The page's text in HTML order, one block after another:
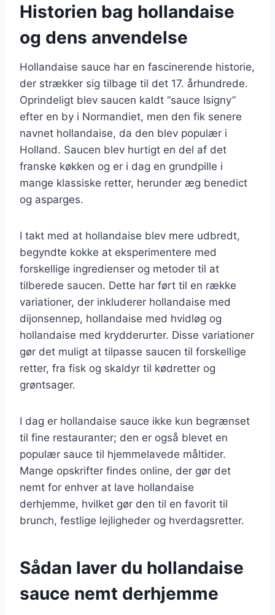
Historien bag hollandaise
og dens anvendelse
Hollandaise sauce har en fascinerende historie,
der strækker sig tilbage til det 17. århundrede.
Oprindeligt blev saucen kaldt “sauce Isigny”
efter en by i Normandiet, men den fik senere
navnet hollandaise, da den blev populær i
Holland. Saucen blev hurtigt en del af det
franske køkken og er i dag en grundpille i
mange klassiske retter, herunder æg benedict
og asparges.
I takt med at hollandaise blev mere udbredt,
begyndte kokke at eksperimentere med
forskellige ingredienser og metoder til at
tilberede saucen. Dette har ført til en række
variationer, der inkluderer hollandaise med
dijonsennep, hollandaise med hvidløg og
hollandaise med krydderurter. Disse variationer
gør det muligt at tilpasse saucen til forskellige
retter, fra fisk og skaldyr til kødretter og
grøntsager.
I dag er hollandaise sauce ikke kun begrænset
til fine restauranter; den er også blevet en
populær sauce til hjemmelavede måltider.
Mange opskrifter findes online, der gør det
nemt for enhver at lave hollandaise
derhjemme, hvilket gør den til en favorit til
brunch, festlige lejligheder og hverdagsretter.
Sådan laver du hollandaise
sauce nemt derhjemme